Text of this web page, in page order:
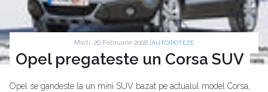
Marti, 26 Februarie 2008 | AUTOIPOTEZE
Opel pregateste un Corsa SUV
Opel se gandeste la un mini SUV bazat pe actualul model Corsa,